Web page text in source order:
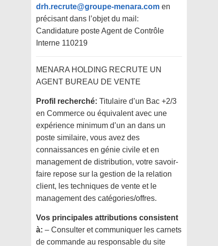
drh.recrute@groupe-menara.com en
précisant dans l’objet du mail:
Candidature poste Agent de Contrôle
Interne 110219
MENARA HOLDING RECRUTE UN
AGENT BUREAU DE VENTE
Profil recherché: Titulaire d’un Bac +2/3
en Commerce ou équivalent avec une
expérience minimum d’un an dans un
poste similaire, vous avez des
connaissances en génie civile et en
management de distribution, votre savoir-
faire repose sur la gestion de la relation
client, les techniques de vente et le
management des catégories/offres.
Vos principales attributions consistent
à: – Consulter et communiquer les carnets
de commande au responsable du site